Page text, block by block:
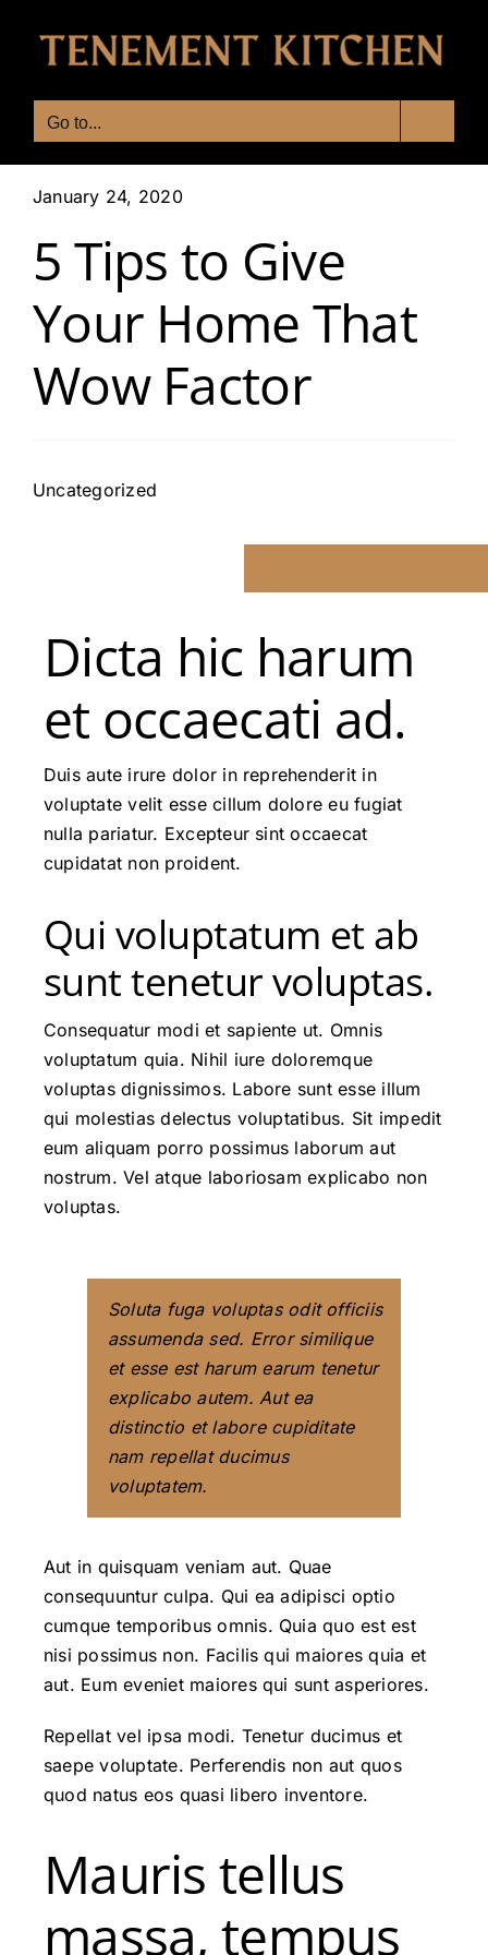
content
Go to...
January 24, 2020
5 Tips to Give
Your Home That
Wow Factor
Uncategorized
Dicta hic harum
et occaecati ad.
Duis aute irure dolor in reprehenderit in
voluptate velit esse cillum dolore eu fugiat
nulla pariatur. Excepteur sint occaecat
cupidatat non proident.
Qui voluptatum et ab
sunt tenetur voluptas.
Consequatur modi et sapiente ut. Omnis
voluptatum quia. Nihil iure doloremque
voluptas dignissimos. Labore sunt esse illum
qui molestias delectus voluptatibus. Sit impedit
eum aliquam porro possimus laborum aut
nostrum. Vel atque laboriosam explicabo non
voluptas.
Soluta fuga voluptas odit officiis
assumenda sed. Error similique
et esse est harum earum tenetur
explicabo autem. Aut ea
distinctio et labore cupiditate
nam repellat ducimus
voluptatem.
Aut in quisquam veniam aut. Quae
consequuntur culpa. Qui ea adipisci optio
cumque temporibus omnis. Quia quo est est
nisi possimus non. Facilis qui maiores quia et
aut. Eum eveniet maiores qui sunt asperiores.
Repellat vel ipsa modi. Tenetur ducimus et
saepe voluptate. Perferendis non aut quos
quod natus eos quasi libero inventore.
Mauris tellus
massa, tempus